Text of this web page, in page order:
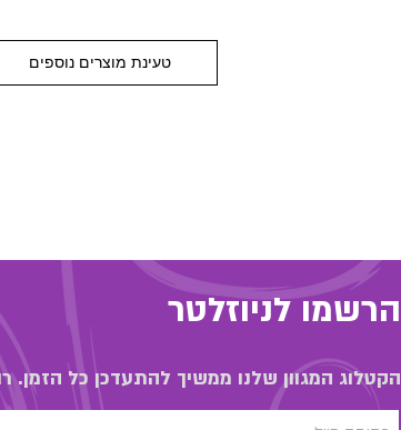
טעינת מוצרים נוספים
הרשמו לניוזלטר
הקטלוג המגוון שלנו ממשיך להתעדכן כל הזמן.